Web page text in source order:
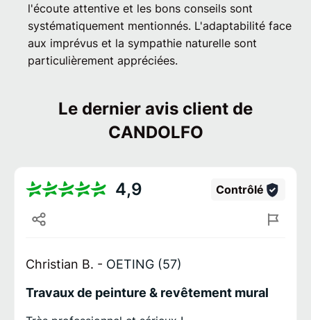
l'écoute attentive et les bons conseils sont
systématiquement mentionnés. L'adaptabilité face
aux imprévus et la sympathie naturelle sont
particulièrement appréciées.
Le dernier avis client de
CANDOLFO
4,9 Contrôlé
Christian B. - OETING (57)
Travaux de peinture & revêtement mural